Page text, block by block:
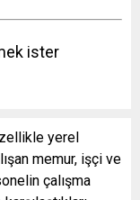
ister
yerel
memur, işçi ve
çalışma